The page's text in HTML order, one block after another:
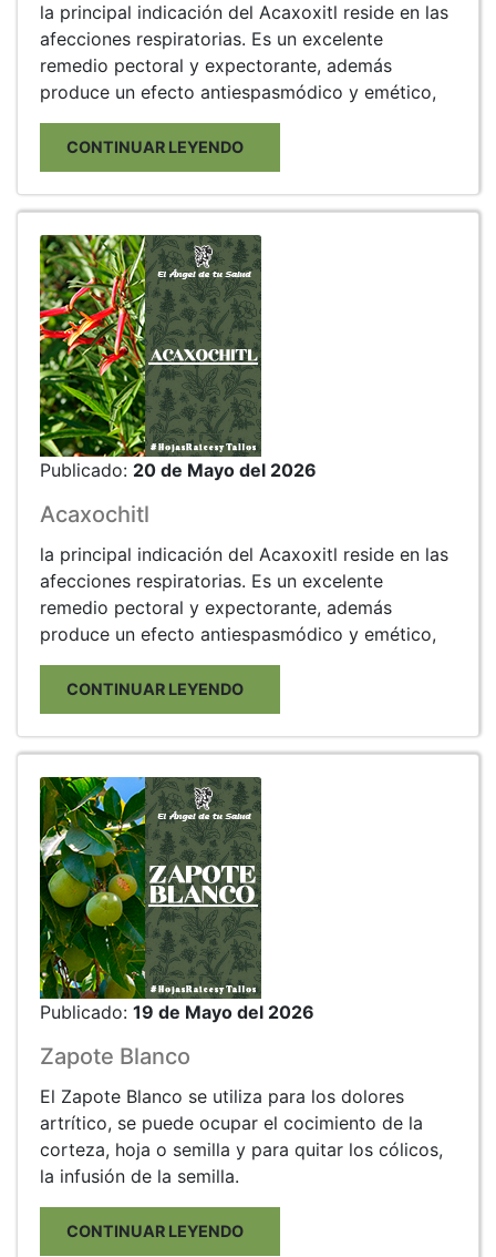
la principal indicación del Acaxoxitl reside en las
afecciones respiratorias. Es un excelente
remedio pectoral y expectorante, además
produce un efecto antiespasmódico y emético,
CONTINUAR LEYENDO
Publicado: 20 de Mayo del 2026
Acaxochitl
la principal indicación del Acaxoxitl reside en las
afecciones respiratorias. Es un excelente
remedio pectoral y expectorante, además
produce un efecto antiespasmódico y emético,
CONTINUAR LEYENDO
Publicado: 19 de Mayo del 2026
Zapote Blanco
El Zapote Blanco se utiliza para los dolores
artrítico, se puede ocupar el cocimiento de la
corteza, hoja o semilla y para quitar los cólicos,
la infusión de la semilla.
CONTINUAR LEYENDO